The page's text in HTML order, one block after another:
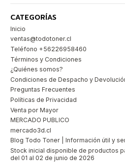
CATEGORÍAS
Inicio
ventas@todotoner.cl
Teléfono +56226958460
Términos y Condiciones
¿Quiénes somos?
Condiciones de Despacho y
Preguntas Frecuentes
Políticas de Privacidad
Venta por Mayor
MERCADO PUBLICO
mercado3d.cl
Blog Todo Toner | Información útil y
Stock inicial disponible de productos
del 01 al 02 de junio de 2026